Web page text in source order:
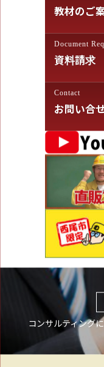
教材のご
Document
資料請求
Contact
お問い合
コンサルティング